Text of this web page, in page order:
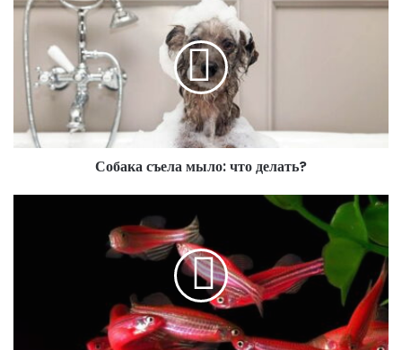
Собака съела мыло: что делать?